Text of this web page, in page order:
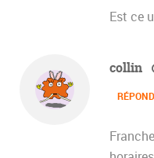
Est ce
collin